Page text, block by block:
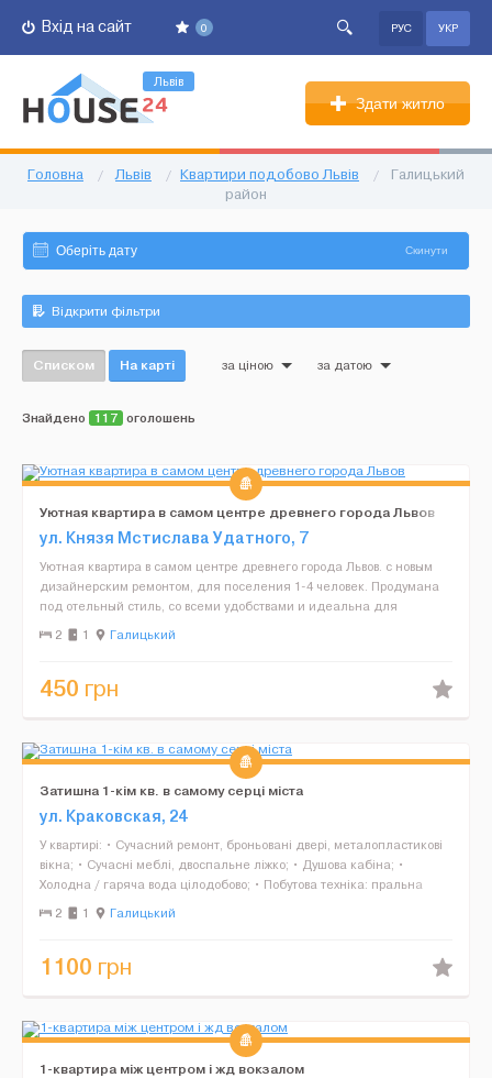
0
Вхід на сайт РУС УКР
Львів
Здати житло
Головна / Львів / Квартири подобово Львів /
Галицький
район
Скинути
Відкрити фільтри
Списком На карті за ціною за датою
Знайдено 117 оголошень
Уютная квартира в самом центре древнего города Львов
ул. Князя Мстислава Удатного, 7
Уютная квартира в самом центре древнего города Львов. с новым
дизайнерским ремонтом, для поселения 1-4 человек. Продумана
под отельный стиль, со всеми удобствами и идеальна для
туристов, проезжающих или бизнесменов. 4 спальных мес...
2 1 Галицький
450 грн
Затишна 1-кім кв. в самому серці міста
ул. Краковская, 24
У квартирі: • Сучасний ремонт, броньовані двері, металопластикові
вікна; • Сучасні меблі, двоспальне ліжко; • Душова кабіна; •
Холодна / гаряча вода цілодобово; • Побутова техніка: пральна
машина, еле...
2 1 Галицький
1100 грн
1-квартира між центром і жд вокзалом